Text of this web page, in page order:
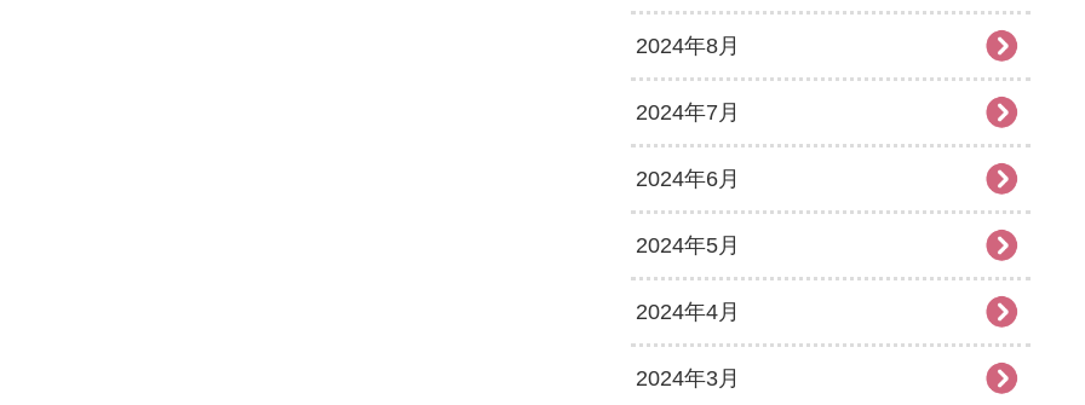
2024年8月
2024年7月
2024年6月
2024年5月
2024年4月
2024年3月